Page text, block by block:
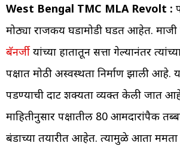
West Bengal TMC MLA Revolt :
मोठ्या राजकीय घडामोडी घडत आहेत. माजी
बॅनर्जीयांच्या हातातून सत्ता गेल्यानंतर
पक्षात मोठी अस्वस्थता निर्माण झाली आहे.
पडण्याची दाट शक्यता व्यक्त केली जात
माहितीनुसार पक्षातील 80 आमदारांपैकी
बंडाच्या तयारीत आहेत. त्यामुळे आता ममता